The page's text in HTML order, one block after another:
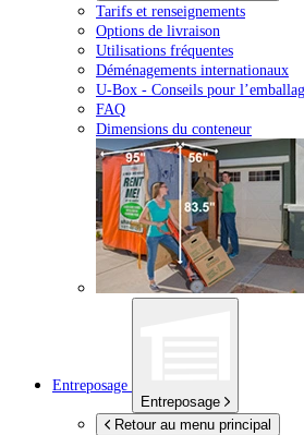
Tarifs et renseignements
Options de livraison
Utilisations fréquentes
Déménagements internationaux
U-Box - Conseils pour
FAQ
Dimensions du conteneur
Entreposage
Entreposage
Retour au menu principal